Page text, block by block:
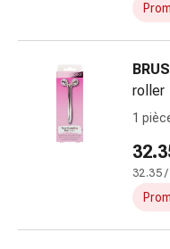
adhésifs
rubans
Bandages
roller
1
32.35